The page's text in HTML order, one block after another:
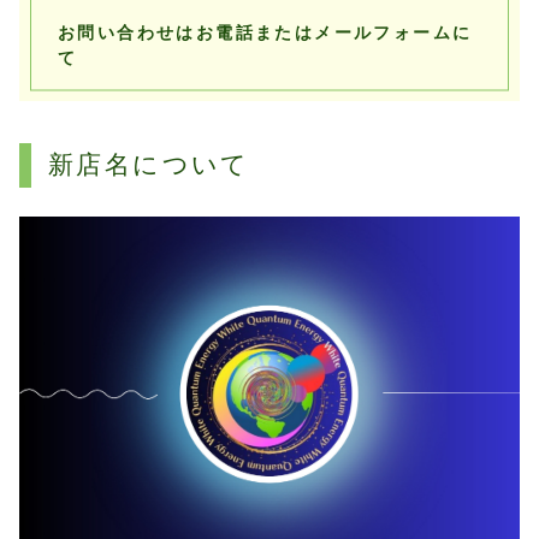
お問い合わせはお電話またはメールフォームに
て
新店名について